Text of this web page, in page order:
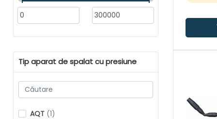
Tip aparat de spalat cu presiune
AQT (1)